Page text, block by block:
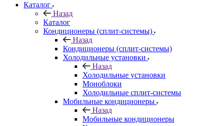
Каталог
Назад
Каталог
Кондиционеры (сплит-системы)
Назад
Кондиционеры (сплит-системы)
Холодильные установки
Назад
Холодильные установки
Моноблоки
Холодильные сплит-системы
Мобильные кондиционеры
Назад
Мобильные кондиционеры